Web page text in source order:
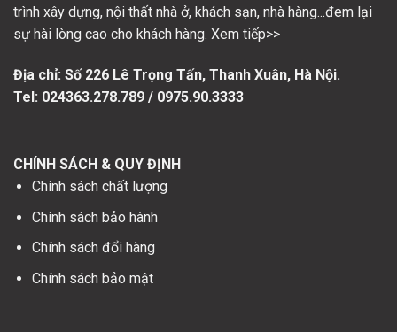
trình xây dựng, nội thất nhà ở, khách sạn, nhà hàng...đem lại
sự hài lòng cao cho khách hàng. Xem tiếp>>
Địa chỉ: Số 226 Lê Trọng Tấn, Thanh Xuân, Hà Nội.
Tel: 024363.278.789 / 0975.90.3333
CHÍNH SÁCH & QUY ĐỊNH
Chính sách chất lượng
Chính sách bảo hành
Chính sách đổi hàng
Chính sách bảo mật